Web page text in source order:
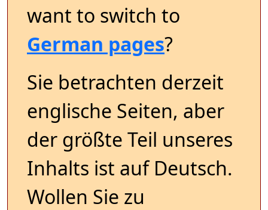
want to switch to
German pages?
Sie betrachten derzeit
englische Seiten, aber
der größte Teil unseres
Inhalts ist auf Deutsch.
Wollen Sie zu